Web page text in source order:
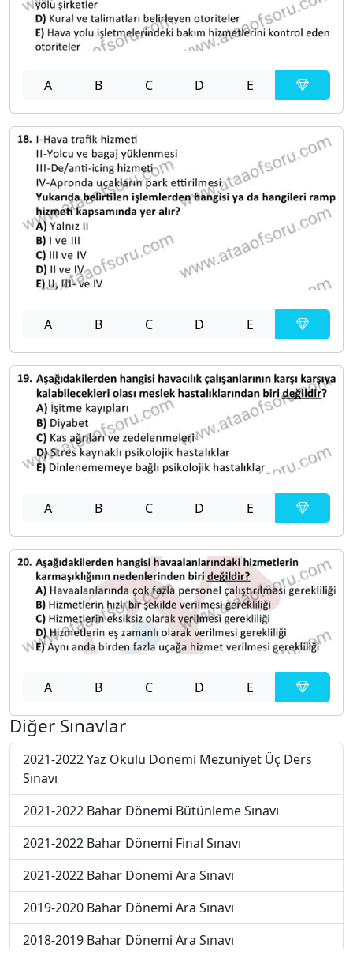
A B C D E
A B C D E
A B C D E
A B C D E
Diğer Sınavlar
2021-2022 Yaz Okulu Dönemi Mezuniyet Üç Ders
Sınavı
2021-2022 Bahar Dönemi Bütünleme Sınavı
2021-2022 Bahar Dönemi Final Sınavı
2021-2022 Bahar Dönemi Ara Sınavı
2019-2020 Bahar Dönemi Ara Sınavı
2018-2019 Bahar Dönemi Ara Sınavı